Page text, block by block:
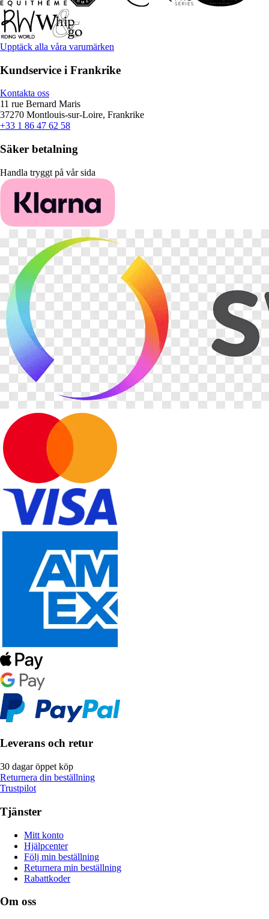
Upptäck alla våra varumärken
Kundservice i Frankrike
Kontakta oss
11 rue Bernard Maris
37270 Montlouis-sur-Loire, Frankrike
+33 1 86 47 62 58
Säker betalning
Handla tryggt på vår sida
Leverans och retur
30 dagar öppet köp
Returnera din beställning
Trustpilot
Tjänster
Mitt konto
Hjälpcenter
Följ min beställning
Returnera min beställning
Rabattkoder
Om oss